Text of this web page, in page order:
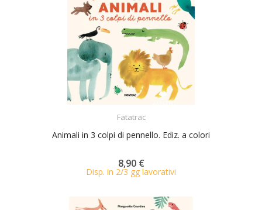
Fatatrac
Animali in 3 colpi di pennello. Ediz. a colori
8,90 €
Disp. in 2/3 gg lavorativi